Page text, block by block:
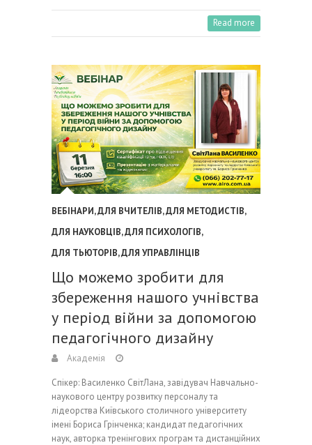
Read more
ВЕБІНАРИ,ДЛЯ ВЧИТЕЛІВ,ДЛЯ МЕТОДИСТІВ,
ДЛЯ НАУКОВЦІВ,ДЛЯ ПСИХОЛОГІВ,
ДЛЯ ТЬЮТОРІВ,ДЛЯ УПРАВЛІНЦІВ
Що можемо зробити для
збереження нашого учнівства
у період війни за допомогою
педагогічного дизайну
Академія
Спікер: Василенко СвітЛана, завідувач Навчально-
наукового центру розвитку персоналу та
лідеорства Київського столичного університету
імені Бориса Грінченка; кандидат педагогічних
наук, авторка тренінгових програм та дистанційних